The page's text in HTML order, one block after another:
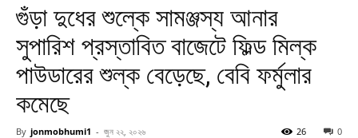
গুঁড়া দুধের শুল্কে সামঞ্জস্য আনার
সুপারিশ প্রস্তাবিত বাজেটে ফিল্ড মিল্ক
পাউডারের শুল্ক বেড়েছে, বেবি ফর্মুলার
কমেছে
By jonmobhumi1 - জুন ২২, ২০২৬ 0
26